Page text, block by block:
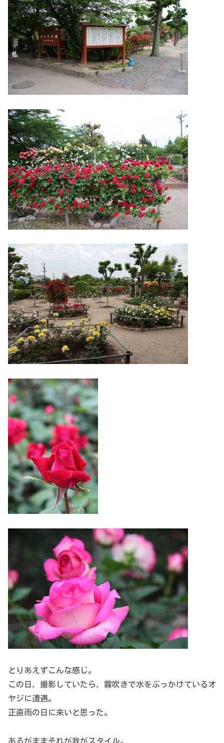
とりあえずこんな感じ。
この日、撮影していたら、霧吹きで水をぶっかけているオ
ヤジに遭遇。
正直雨の日に来いと思った。
あるがままそれが我がスタイル。